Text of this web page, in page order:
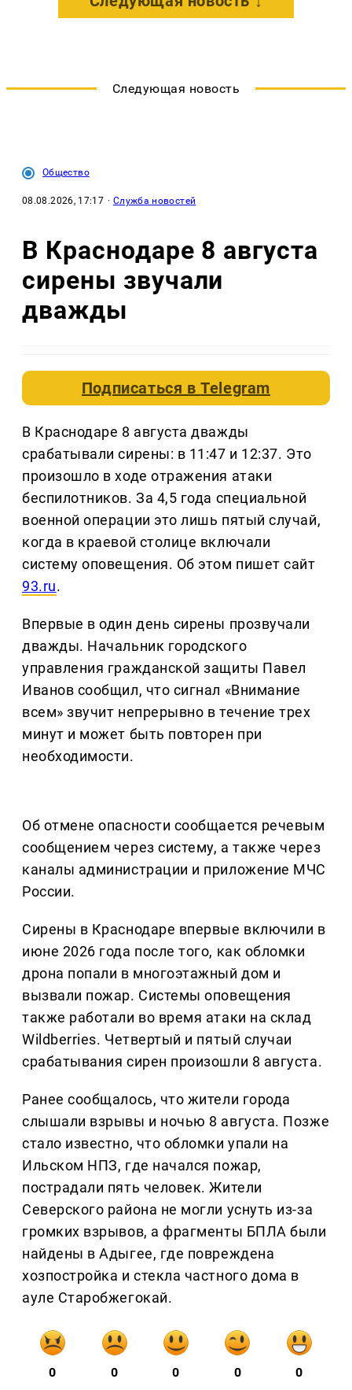
Следующая новость
Общество
08.08.2026, 17:17 · Служба новостей
В Краснодаре 8 августа
сирены звучали
дважды
Подписаться вTelegram
В Краснодаре 8 августа дважды
срабатывали сирены: в 11:47 и 12:37. Это
произошло в ходе отражения атаки
беспилотников. За 4,5 года специальной
военной операции это лишь пятый случай,
когда в краевой столице включали
систему оповещения. Об этом пишет сайт
93.ru.
Впервые в один день сирены прозвучали
дважды. Начальник городского
управления гражданской защиты Павел
Иванов сообщил, что сигнал «Внимание
всем» звучит непрерывно в течение трех
минут и может быть повторен при
необходимости.
Об отмене опасности сообщается речевым
сообщением через систему, а также через
каналы администрации и приложение МЧС
России.
Сирены в Краснодаре впервые включили в
июне 2026 года после того, как обломки
дрона попали в многоэтажный дом и
вызвали пожар. Системы оповещения
также работали во время атаки на склад
Wildberries. Четвертый и пятый случаи
срабатывания сирен произошли 8 августа.
Ранее сообщалось, что жители города
слышали взрывы и ночью 8 августа. Позже
стало известно, что обломки упали на
Ильском НПЗ, где начался пожар,
пострадали пять человек. Жители
Северского района не могли уснуть из-за
громких взрывов, а фрагменты БПЛА были
найдены в Адыгее, где повреждена
хозпостройка и стекла частного дома в
ауле Старобжегокай.
0 0 0 0 0